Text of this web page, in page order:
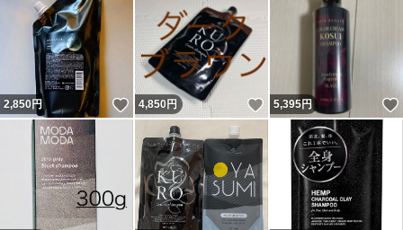
2,850円 いいね！
4,850円 いいね！
5,395円